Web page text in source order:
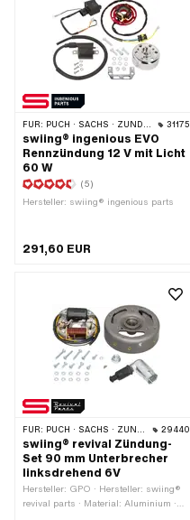
FÜR: PUCH · SACHS · ZÜNDAPP BELMONDO 31175
swiing® ingenious EVO
Rennzündung 12 V mit Licht
60 W
(5)
Hersteller: swiing® ingenious parts
291,60 EUR
FÜR: PUCH · SACHS · ZÜNDAPP BELMONDO 29440
swiing® revival Zündung-
Set 90 mm Unterbrecher
linksdrehend 6V
Hersteller: GPO · Hersteller: swiing®
revival parts · Material: Aluminium ·